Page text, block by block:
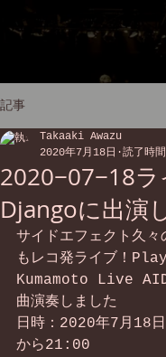
記事
2020−07−18
Djangoに出演
Takaaki Awazu
2020年7月18日
読了時
サイドエフェクト久々
もレコ発ライブ！
Kumamoto Live AID
曲演奏しました
日時：2020年7月18
から21:00